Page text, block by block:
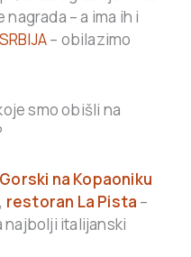
– a ima ih i
– obilazimo
smo obišli na
na Kopaoniku
restoran La Pista –
najbolji italijanski